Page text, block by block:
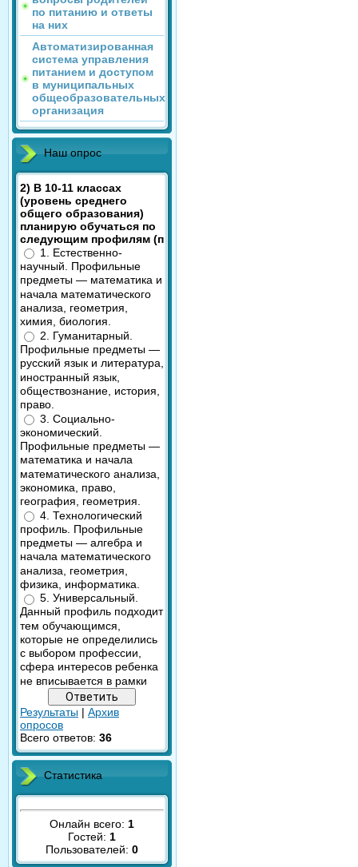
по питанию и ответы
на них
Автоматизированная
система управления
питанием и доступом
в муниципальных
общеобразовательных
организация
Наш опрос
2) В 10-11 классах
(уровень среднего
общего образования)
планирую обучаться по
следующим профилям (п
1. Естественно-
научный. Профильные
предметы — математика и
начала математического
анализа, геометрия,
химия, биология.
2. Гуманитарный.
Профильные предметы —
русский язык и литература,
иностранный язык,
обществознание, история,
право.
3. Социально-
экономический.
Профильные предметы —
математика и начала
математического анализа,
экономика, право,
география, геометрия.
4. Технологический
профиль. Профильные
предметы — алгебра и
начала математического
анализа, геометрия,
физика, информатика.
5. Универсальный.
Данный профиль подходит
тем обучающимся,
которые не определились
с выбором профессии,
сфера интересов ребенка
не вписывается в рамки
Результаты | Архив
опросов
Всего ответов: 36
Статистика
Онлайн всего: 1
Гостей: 1
Пользователей: 0